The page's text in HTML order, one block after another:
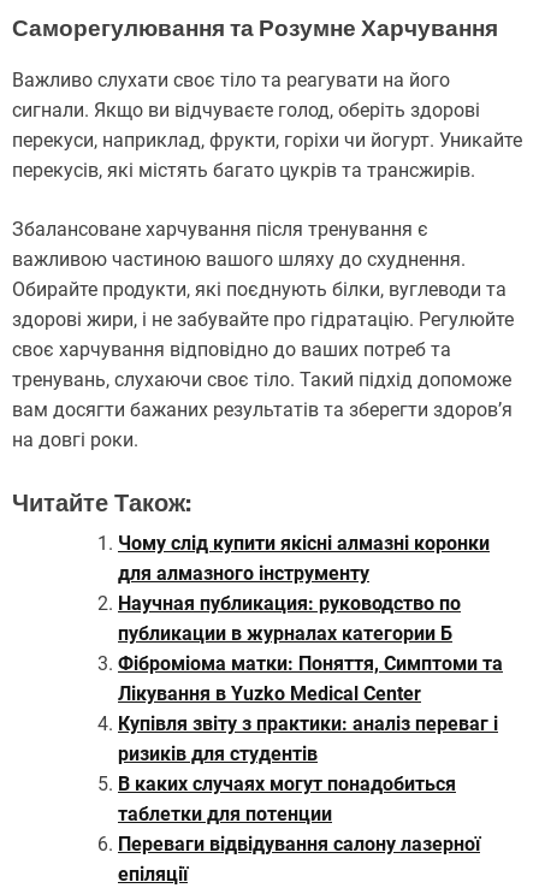
Саморегулювання та Розумне Харчування
Важливо слухати своє тіло та реагувати на його
сигнали. Якщо ви відчуваєте голод, оберіть здорові
перекуси, наприклад, фрукти, горіхи чи йогурт. Уникайте
перекусів, які містять багато цукрів та трансжирів.
Збалансоване харчування після тренування є
важливою частиною вашого шляху до схуднення.
Обирайте продукти, які поєднують білки, вуглеводи та
здорові жири, і не забувайте про гідратацію. Регулюйте
своє харчування відповідно до ваших потреб та
тренувань, слухаючи своє тіло. Такий підхід допоможе
вам досягти бажаних результатів та зберегти здоров’я
на довгі роки.
Читайте Також:
Чому слід купити якісні алмазні коронки
для алмазного інструменту
Научная публикация: руководство по
публикации в журналах категории Б
Фіброміома матки: Поняття, Симптоми та
Лікування в Yuzko Medical Center
Купівля звіту з практики: аналіз переваг і
ризиків для студентів
В каких случаях могут понадобиться
таблетки для потенции
Переваги відвідування салону лазерної
епіляції